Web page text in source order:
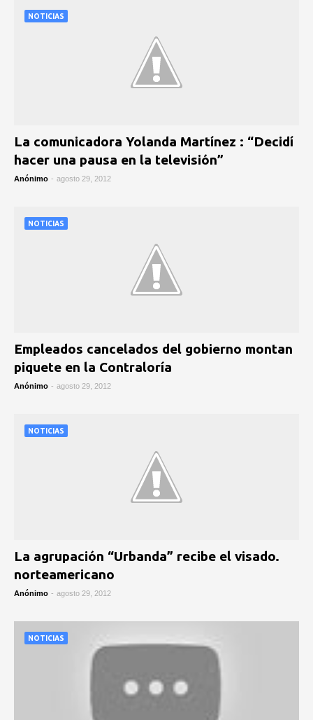
NOTICIAS
La comunicadora Yolanda Martínez : “Decidí
hacer una pausa en la televisión”
Anónimo - agosto 29, 2012
NOTICIAS
Empleados cancelados del gobierno montan
piquete en la Contraloría
Anónimo - agosto 29, 2012
NOTICIAS
La agrupación “Urbanda” recibe el visado.
norteamericano
Anónimo - agosto 29, 2012
NOTICIAS